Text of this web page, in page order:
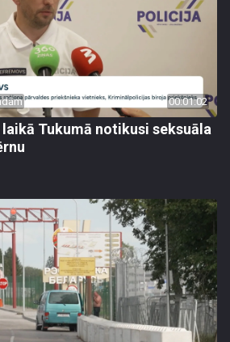
00:01:02
Tukumā notikusi seksuāla